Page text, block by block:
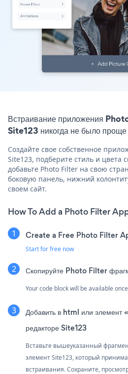
Встраивание приложения
Site123 никогда не было проще
Создайте свое собственное
Site123, подберите стиль и цвета
добавьте Photo Filter на свою
боковую панель, нижний
своем сайт.
How To Add a Photo Filter
Create a Free Photo Filter
Start for free now
Скопируйте Photo Filter
Your code block will be available
Добавить в html или элемент
редакторе Site123
Вставьте вышеуказанный
элемент Site123, который
встраивания. Сохраните,